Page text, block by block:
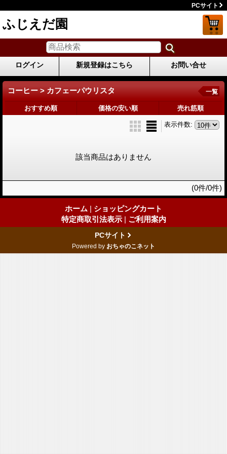
PCサイト
ふじえだ園
ログイン 新規登録はこちら お問い合せ
コーヒー > カフェーパウリスタ 一覧
おすすめ順 価格の安い順 売れ筋順
表示件数:
該当商品はありません
(0件/0件)
ホーム | ショッピングカート
特定商取引法表示 | ご利用案内
PCサイト
Powered by おちゃのこネット